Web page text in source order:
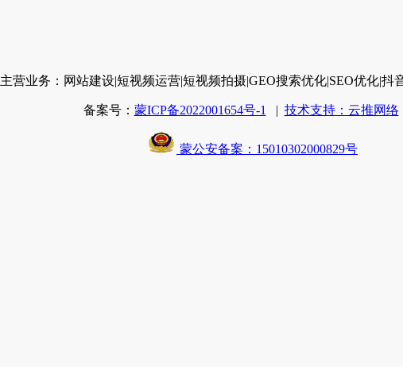
主营业务：网站建设|短视频运营|短视频拍摄|GEO搜索优化|SEO优化|抖
备案号： 蒙ICP备2022001654号-1 | 技术支持：云推网络
蒙公安备案：15010302000829号